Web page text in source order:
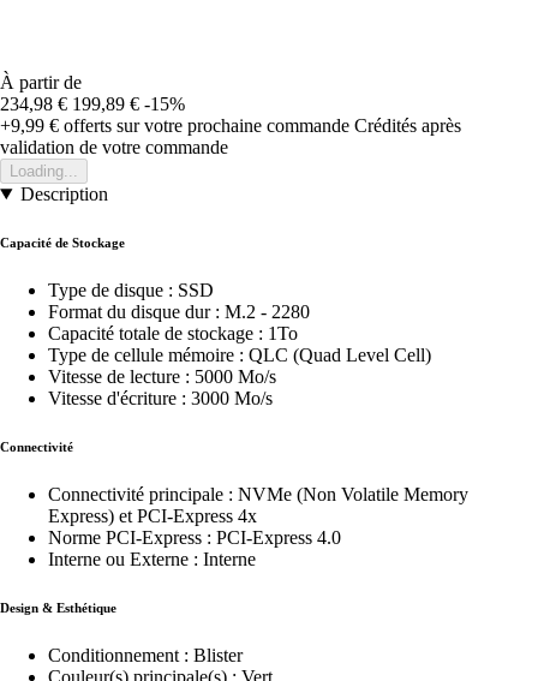
À partir de
234,98 € 199,89 € -15%
+9,99 € offerts sur votre prochaine commande Crédités après
validation de votre commande
Loading...
Description
Capacité de Stockage
Type de disque : SSD
Format du disque dur : M.2 - 2280
Capacité totale de stockage : 1To
Type de cellule mémoire : QLC (Quad Level Cell)
Vitesse de lecture : 5000 Mo/s
Vitesse d'écriture : 3000 Mo/s
Connectivité
Connectivité principale : NVMe (Non Volatile Memory
Express) et PCI-Express 4x
Norme PCI-Express : PCI-Express 4.0
Interne ou Externe : Interne
Design & Esthétique
Conditionnement : Blister
Couleur(s) principale(s) : Vert